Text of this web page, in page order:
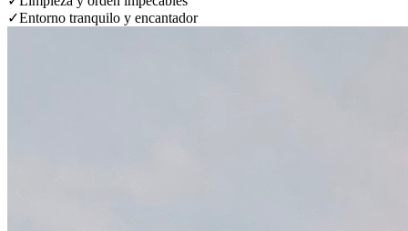
✓Entorno tranquilo y encantador